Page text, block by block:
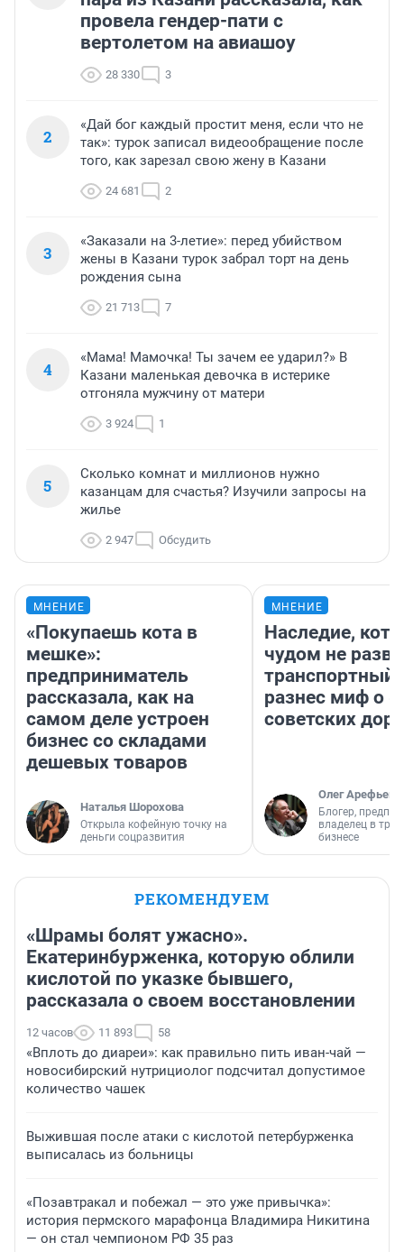
провела гендер-пати с
вертолетом на авиашоу
28 330 3
2
«Дай бог каждый простит меня, если что не
так»: турок записал видеообращение после
того, как зарезал свою жену в Казани
24 681 2
3
«Заказали на 3-летие»: перед убийством
жены в Казани турок забрал торт на день
рождения сына
21 713 7
4
«Мама! Мамочка! Ты зачем ее ударил?» В
Казани маленькая девочка в истерике
отгоняла мужчину от матери
3 924 1
5
Сколько комнат и миллионов нужно
казанцам для счастья? Изучили запросы на
жилье
2 947 Обсудить
МНЕНИЕ
«Покупаешь кота в
мешке»:
предприниматель
рассказала, как на
самом деле устроен
бизнес со складами
дешевых товаров
Наталья Шорохова
Открыла кофейную точку на
деньги соцразвития
МНЕНИЕ
Наследие,
чудом не
транспортный
разнес миф о
советских
Олег Арефьев
Блогер,
владелец в
бизнесе
РЕКОМЕНДУЕМ
«Шрамы болят ужасно».
Екатеринбурженка, которую облили
кислотой по указке бывшего,
рассказала о своем восстановлении
12 часов 11 893 58
«Вплоть до диареи»: как правильно пить иван-чай —
новосибирский нутрициолог подсчитал допустимое
количество чашек
Выжившая после атаки с кислотой петербурженка
выписалась из больницы
«Позавтракал и побежал — это уже привычка»:
история пермского марафонца Владимира Никитина
— он стал чемпионом РФ 35 раз